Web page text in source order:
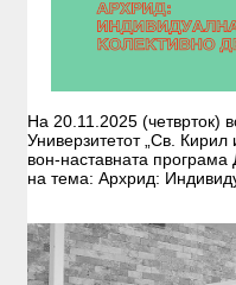
На 20.11.2025 (четврток)
Универзитетот „Св. Кирил
вон-наставната
на тема: Архрид: